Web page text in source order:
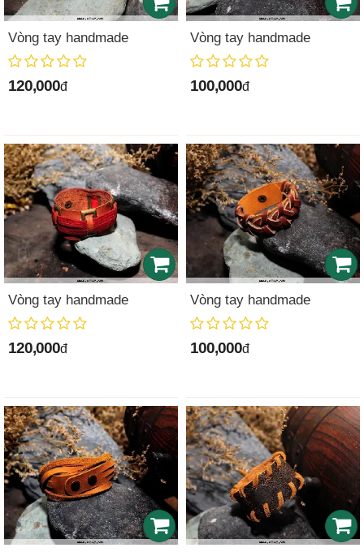
Vòng tay handmade
120,000đ
Vòng tay handmade
100,000đ
Vòng tay handmade
120,000đ
Vòng tay handmade
100,000đ